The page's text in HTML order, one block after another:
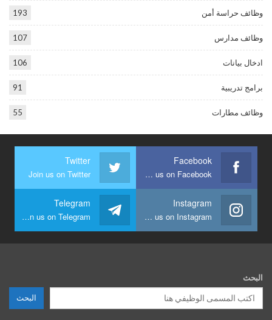
وظائف حراسة أمن 193
وظائف مدارس 107
ادخال بيانات 106
برامج تدريبية 91
وظائف مطارات 55
Facebook
Join us on Facebook
Twitter
Join us on Twitter
Instagram
Join us on Instagram
Telegram
Join us on Telegram
البحث
البحث